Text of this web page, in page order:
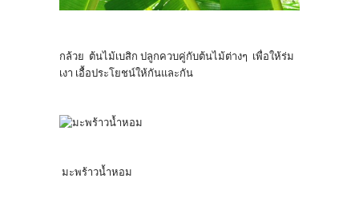
กล้วย ต้นไม้เบสิก ปลูกควบคู่กับต้นไม้ต่างๆ เพื่อให้ร่ม
เงา เอื้อประโยชน์ให้กันและกัน
มะพร้าวน้ำหอม